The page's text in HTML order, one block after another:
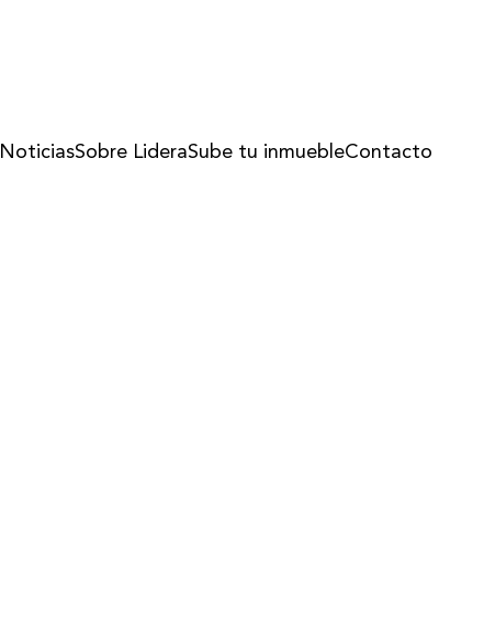
NoticiasSobre LideraSube tu inmuebleContacto